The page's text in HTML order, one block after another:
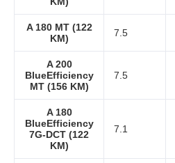
A 180 MT (122
KM)
7.5
A 200
BlueEfficiency
MT (156 KM)
7.5
A 180
BlueEfficiency
7G-DCT (122
KM)
7.1